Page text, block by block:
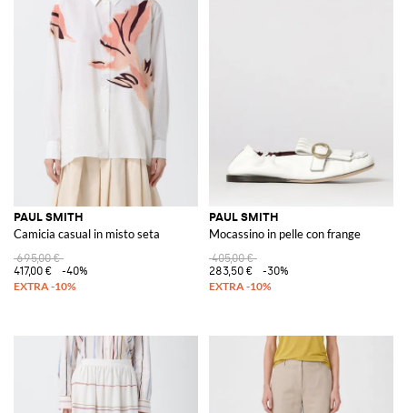
PAUL SMITH
Camicia casual in misto seta
695,00 €
417,00 €
-40%
PAUL SMITH
Mocassino in pelle con frange
405,00 €
283,50 €
-30%